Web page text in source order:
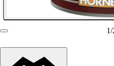
1/